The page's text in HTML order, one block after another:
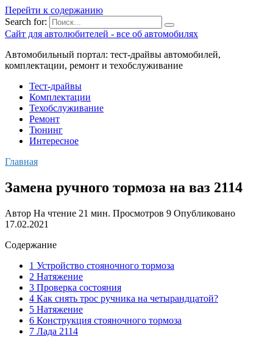
Перейти к содержанию
Search for:
Сайт для автолюбителей - все об автомобилях
Автомобильный портал: тест-драйвы автомобилей,
комплектации, ремонт и техобслуживание
Тест-драйвы
Комплектации
Техобслуживание
Ремонт
Тюнинг
Интересное
Главная
Замена ручного тормоза на ваз 2114
Автор На чтение 21 мин. Просмотров 9 Опубликовано
17.02.2021
Содержание
1 Устройство стояночного тормоза
2 Натяжение
3 Проверка состояния
4 Как снять трос ручника на четырандцатой?
5 Натяжение
6 Конструкция стояночного тормоза
7 Лада 2114